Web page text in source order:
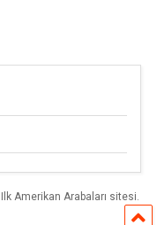
Amerikan Arabaları sitesi.